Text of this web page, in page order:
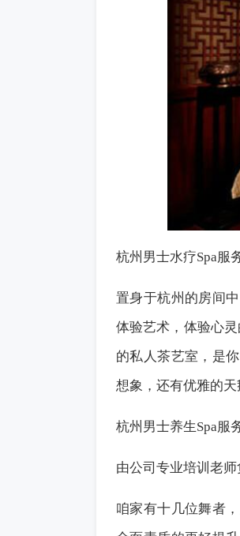
杭州男士水疗Spa服
置身于杭州的房间
体验艺术，体验心
的私人茶艺室，是
想象，还有优雅的天
杭州男士养生Spa服
由公司专业培训老
咱家有十几位舞者